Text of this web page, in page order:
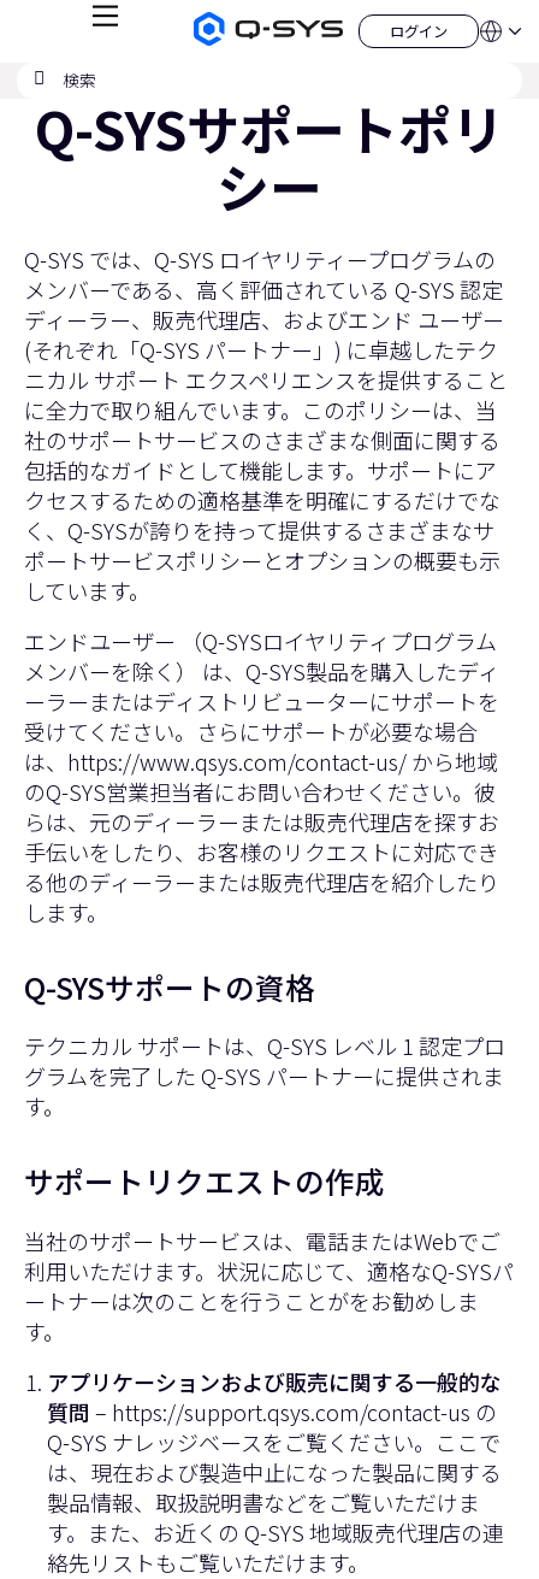
Q-
デ
ィ
オ
ム
ペ
ー
ジ
メ
ュ
ー
ログイン
ロ
グ
言
QSYS.com (English)
India (English)
Deutsch
Español
China (中文)
の
送
Q-SYSサポートポリ
シー
Q-SYS では、 Q-SYS ロイヤリティープログラムの
メンバーである、高く評価されている Q-SYS 認定
ディーラー、販売代理店、およびエンド ユーザー
(それぞれ「Q-SYS パートナー」) に卓越したテク
ニカル サポート エクスペリエンスを提供すること
に全力で取り組んでいます。このポリシーは、当
社のサポートサービスのさまざまな側面に関する
包括的なガイドとして機能します。サポートにア
クセスするための適格基準を明確にするだけでな
く、Q-SYSが誇りを持って提供するさまざまなサ
ポートサービスポリシーとオプションの概要も示
しています。
エンドユーザー （Q-SYSロイヤリティプログラム
メンバーを除く） は、Q-SYS製品を購入したディ
ーラーまたはディストリビューターにサポートを
受けてください。さらにサポートが必要な場合
は、 https://www.qsys.com/contact-us/から地域
のQ-SYS営業担当者にお問い合わせください。彼
らは、元のディーラーまたは販売代理店を探すお
手伝いをしたり、お客様のリクエストに対応でき
る他のディーラーまたは販売代理店を紹介したり
します。
Q-SYSサポートの資格
テクニカル サポートは、Q-SYS レベル 1 認定プロ
グラムを完了した Q-SYS パートナーに提供されま
す。
サポートリクエストの作成
当社のサポートサービスは、電話またはWebでご
利用いただけます。状況に応じて、適格なQ-SYSパ
ートナーは次のことを行うことがをお勧めしま
す。
アプリケーションおよび販売に関する一般的な
質問 – https://support.qsys.com/contact-us の
Q-SYS ナレッジベースをご覧ください。ここで
は、現在および製造中止になった製品に関する
製品情報、取扱説明書などをご覧いただけま
す。また、お近くの Q-SYS 地域販売代理店の連
絡先リストもご覧いただけます。